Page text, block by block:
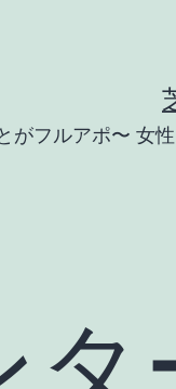
がフルアポ〜 女